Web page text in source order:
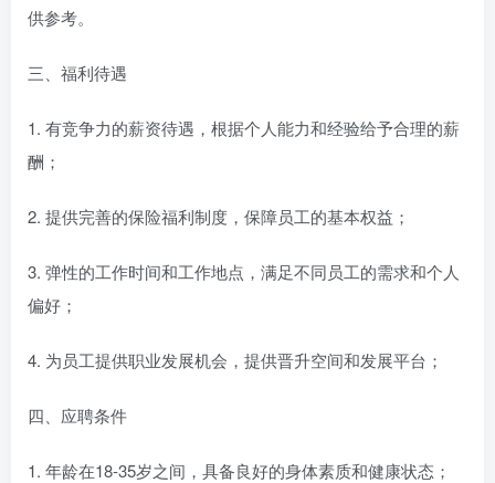
供参考。
三、福利待遇
1. 有竞争力的薪资待遇，根据个人能力和经验给予合理的薪
酬；
2. 提供完善的保险福利制度，保障员工的基本权益；
3. 弹性的工作时间和工作地点，满足不同员工的需求和个人
偏好；
4. 为员工提供职业发展机会，提供晋升空间和发展平台；
四、应聘条件
1. 年龄在18-35岁之间，具备良好的身体素质和健康状态；